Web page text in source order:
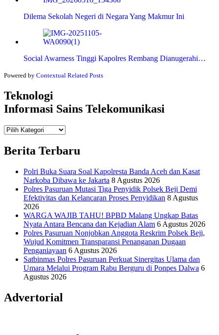
Dilema Sekolah Negeri di Negara Yang Makmur Ini
Social Awarness Tinggi Kapolres Rembang Dianugerahi…
Powered by Contextual Related Posts
Teknologi
Informasi Sains Telekomunikasi
Teknologi
Berita Terbaru
Polri Buka Suara Soal Kapolresta Banda Aceh dan Kasat
Narkoba Dibawa ke Jakarta 8 Agustus 2026
Polres Pasuruan Mutasi Tiga Penyidik Polsek Beji Demi
Efektivitas dan Kelancaran Proses Penyidikan 8 Agustus
2026
WARGA WAJIB TAHU! BPBD Malang Ungkap Batas
Nyata Antara Bencana dan Kejadian Alam 6 Agustus 2026
Polres Pasuruan Nonjobkan Anggota Reskrim Polsek Beji,
Wujud Komitmen Transparansi Penanganan Dugaan
Penganiayaan 6 Agustus 2026
Satbinmas Polres Pasuruan Perkuat Sinergitas Ulama dan
Umara Melalui Program Rabu Berguru di Ponpes Dalwa 6
Agustus 2026
Advertorial